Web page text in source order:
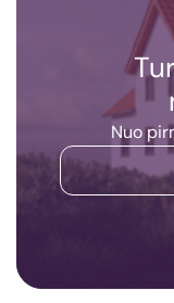
Nuo